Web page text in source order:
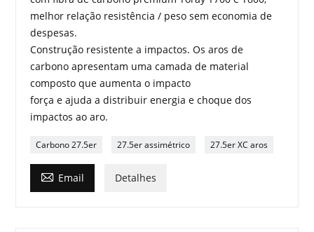
melhor relação resistência / peso sem economia de
despesas.
Construção resistente a impactos. Os aros de
carbono apresentam uma camada de material
composto que aumenta o impacto
força e ajuda a distribuir energia e choque dos
impactos ao aro.
Carbono 27.5er 27.5er assimétrico 27.5er XC aros
 Email Detalhes